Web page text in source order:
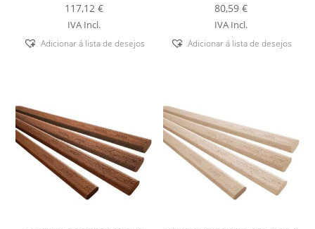
117,12 €
IVA Incl.
Adicionar á lista de desejos
80,59€
IVA Incl.
Adicionar á lista de desejos